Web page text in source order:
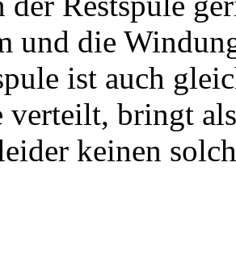
und die
ist auch
verteilt, bringt
keinen